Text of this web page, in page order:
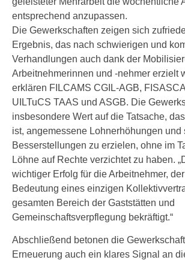
entsprechend anzupassen.
Die Gewerkschaften zeigen sich
Ergebnis, das nach schwierigen und
Verhandlungen auch dank der
Arbeitnehmerinnen und -nehmer erzielt
erklären FILCAMS CGIL-AGB,
UILTuCS TAAS und ASGB. Die
insbesondere Wert auf die Tatsache,
ist, angemessene Lohnerhöhungen und
Besserstellungen zu erzielen, ohne im
Löhne auf Rechte verzichtet zu haben.
wichtiger Erfolg für die Arbeitnehmer,
Bedeutung eines einzigen
gesamten Bereich der Gaststätten und
Gemeinschaftsverpflegung bekräftigt.“
Abschließend betonen die
Erneuerung auch ein klares Signal an